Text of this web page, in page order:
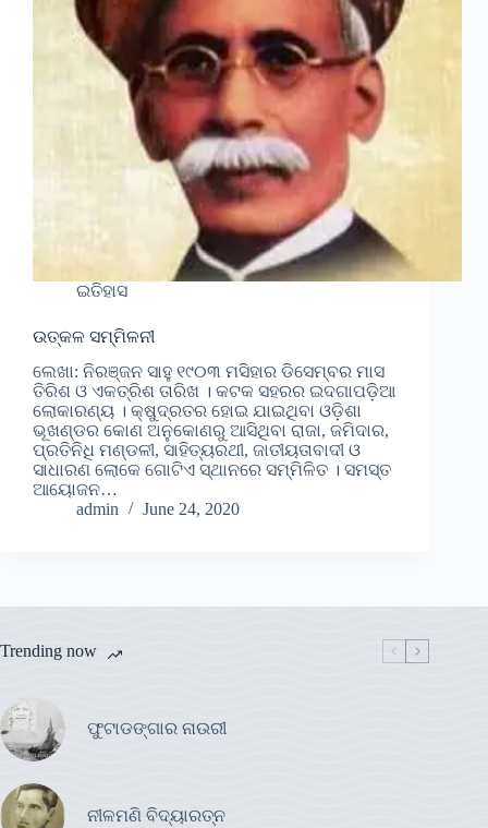
ଇତିହାସ
ଉତ୍କଳ ସମ୍ମିଳନୀ
ଲେଖା: ନିରଞ୍ଜନ ସାହୁ ୧୯୦୩ ମସିହାର ଡିସେମ୍ବର ମାସ
ତିରିଶ ଓ ଏକତ୍ରିଶ ତାରିଖ । କଟକ ସହରର ଇଦଗାପଡ଼ିଆ
ଲୋକାରଣ୍ୟ । କ୍ଷୁଦ୍ରତର ହୋଇ ଯାଇଥିବା ଓଡ଼ିଶା
ଭୂଖଣ୍ଡର କୋଣ ଅନୁକୋଣରୁ ଆସିଥିବା ରାଜା, ଜମିଦାର,
ପ୍ରତିନିଧି ମଣ୍ଡଳୀ, ସାହିତ୍ୟରଥୀ, ଜାତୀୟତାବାଦୀ ଓ
ସାଧାରଣ ଲୋକେ ଗୋଟିଏ ସ୍ଥାନରେ ସମ୍ମିଳିତ । ସମସ୍ତ
ଆୟୋଜନ…
admin
June 24, 2020
Trending now
ଫୁଟାଡଙ୍ଗାର ନାଉରୀ
ନୀଳମଣି ବିଦ୍ୟାରତ୍ନ